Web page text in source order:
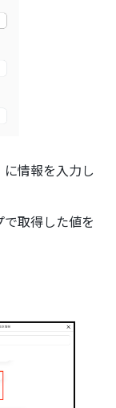
情報を入力し
取得した値を